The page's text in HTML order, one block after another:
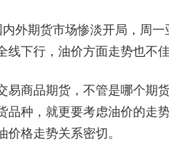
内外期货市场惨淡开局，周
线下行，油价方面走势也不
易商品期货，不管是哪个期
品种，就更要考虑油价的走
价格走势关系密切。